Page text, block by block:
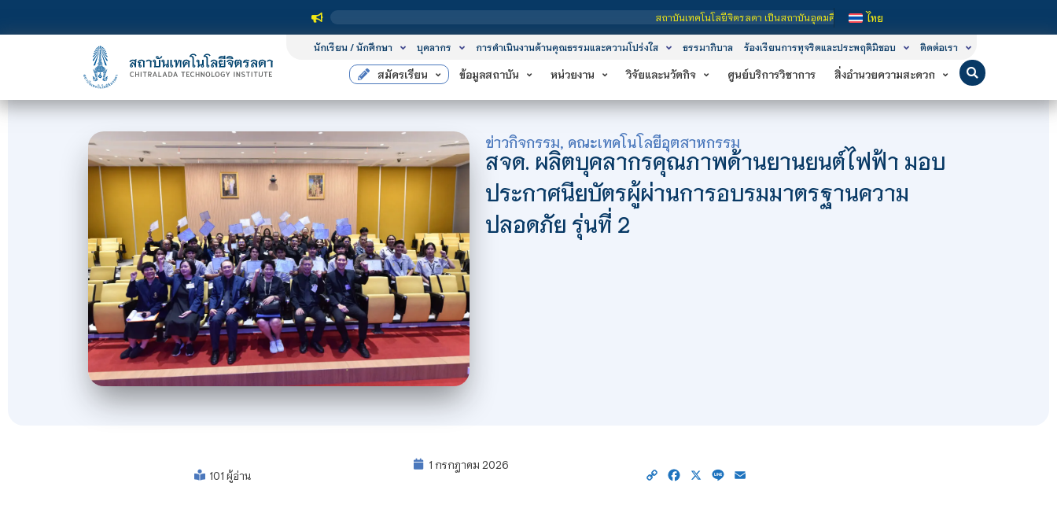
สถาบันเทคโนโลยีจิตรลดา เป็นสถาบันอุดมศึกษาในกำกับของรัฐ เปิดหลักสูตรการเรียนการสอน 3 ระดับ คือ ระดับประกาศนียบัต
ไทย
นักเรียน / นักศึกษา บุคลากร การดำเนินงานด้านคุณธรรมและความโปร่งใส ธรรมาภิบาล ร้องเรียนการทุจริตและประพฤติมิชอบ ติดต่อเรา
สมัครเรียน ข้อมูลสถาบัน หน่วยงาน วิจัยและนวัตกิจ ศูนย์บริการวิชาการ สิ่งอำนวยความสะดวก
ข่าวกิจกรรม, คณะเทคโนโลยีอุตสาหกรรม
สจด. ผลิตบุคลากรคุณภาพด้านยานยนต์ไฟฟ้า มอบ
ประกาศนียบัตรผู้ผ่านการอบรมมาตรฐานความ
ปลอดภัย รุ่นที่ 2
101 ผู้อ่าน
1 กรกฎาคม 2026
Copy Facebook
X Line